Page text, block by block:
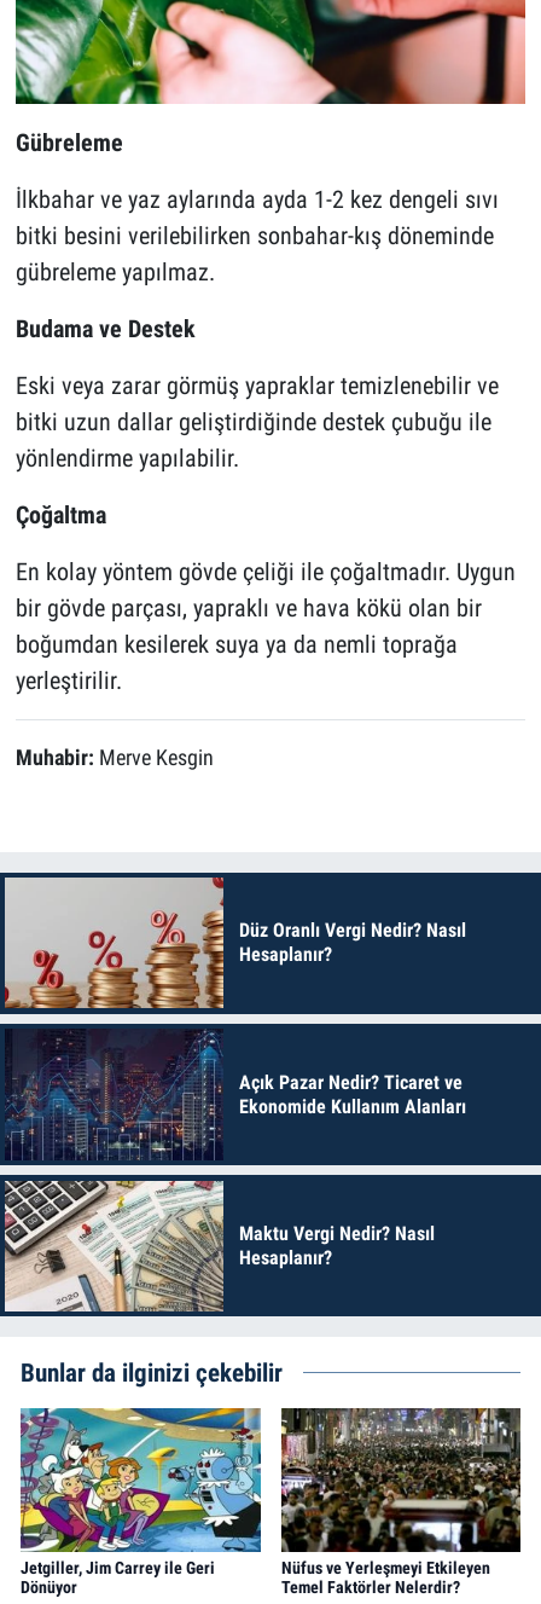
Gübreleme
İlkbahar ve yaz aylarında ayda 1-2 kez dengeli sıvı
bitki besini verilebilirken sonbahar-kış döneminde
gübreleme yapılmaz.
Budama ve Destek
Eski veya zarar görmüş yapraklar temizlenebilir ve
bitki uzun dallar geliştirdiğinde destek çubuğu ile
yönlendirme yapılabilir.
Çoğaltma
En kolay yöntem gövde çeliği ile çoğaltmadır. Uygun
bir gövde parçası, yapraklı ve hava kökü olan bir
boğumdan kesilerek suya ya da nemli toprağa
yerleştirilir.
Muhabir: Merve Kesgin
Düz Oranlı Vergi Nedir? Nasıl
Hesaplanır?
Açık Pazar Nedir? Ticaret ve
Ekonomide Kullanım Alanları
Maktu Vergi Nedir? Nasıl
Hesaplanır?
Bunlar da ilginizi çekebilir
Jetgiller, Jim Carrey ile Geri
Dönüyor
Nüfus ve Yerleşmeyi Etkileyen
Temel Faktörler Nelerdir?